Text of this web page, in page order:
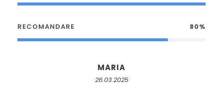
RECOMANDARE 80%
MARIA
26.03.2025